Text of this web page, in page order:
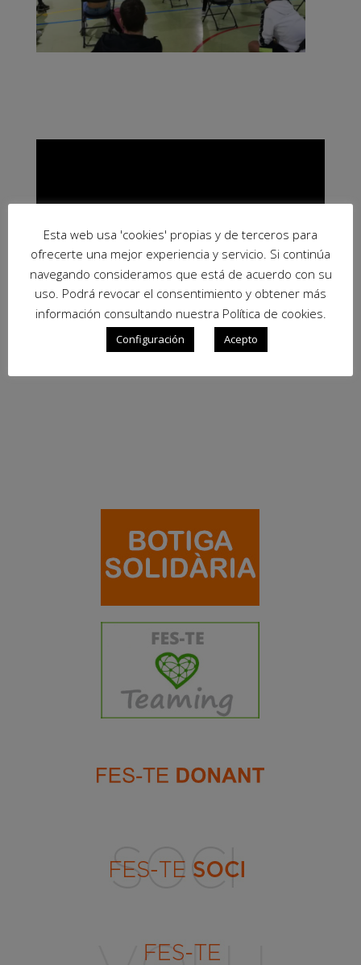
Video: Xerrades Donació i
Esta web usa 'cookies' propias y de terceros para
ofrecerte una mejor experiencia y servicio. Si continúa
navegando consideramos que está de acuerdo con su
uso. Podrá revocar el consentimiento y obtener más
información consultando nuestra Política de cookies.
Configuración Acepto